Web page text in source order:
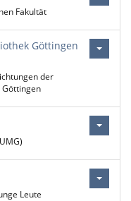
Fakultät
Göttingen
der
Leute